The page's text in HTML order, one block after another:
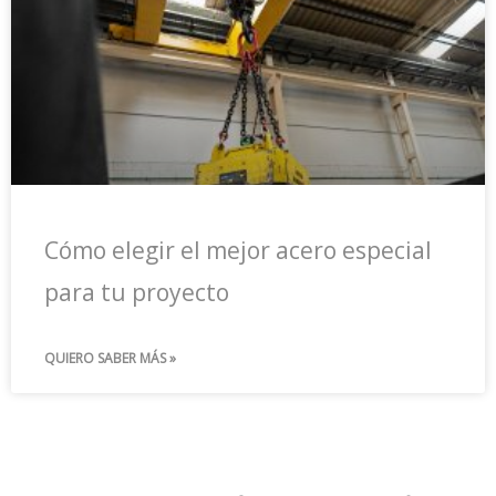
Cómo elegir el mejor acero especial
para tu proyecto
QUIERO SABER MÁS »